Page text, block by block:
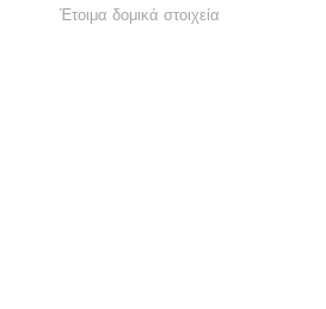
Έτοιμα δομικά στοιχεία